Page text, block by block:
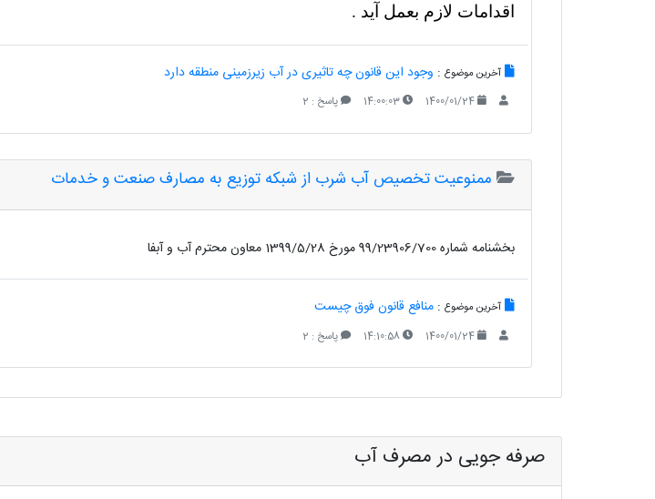
اقدامات لازم بعمل آید .
آخرین موضوع : وجود این قانون چه تاثیری در آب زیرزمینی منطقه دارد
پاسخ : 2
ممنوعیت تخصیص آب شرب از شبکه توزیع به مصارف صنعت و خدمات
بخشنامه شماره 99/23906/700 مورخ 1399/5/28 معاون محترم آب و آبفا
آخرین موضوع : منافع قانون فوق چیست
پاسخ : 2
صرفه جویی در مصرف آب